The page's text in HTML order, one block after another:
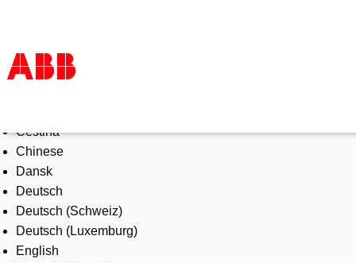
Products & Solutions
Industries
Services
About us
Where to buy
Contact us
Careers
Čeština
Chinese
Dansk
Deutsch
Deutsch (Schweiz)
Deutsch (Luxemburg)
English